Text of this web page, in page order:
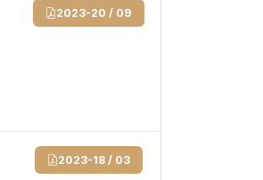
2023-20 / 09
2023-18 / 03